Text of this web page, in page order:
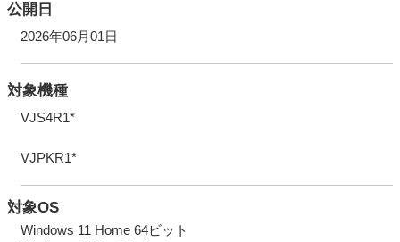
公開日
2026年06月01日
対象機種
VJS4R1*
VJPKR1*
対象OS
Windows 11 Home 64ビット